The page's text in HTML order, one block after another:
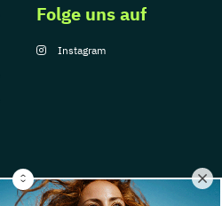
Folge uns auf
Instagram